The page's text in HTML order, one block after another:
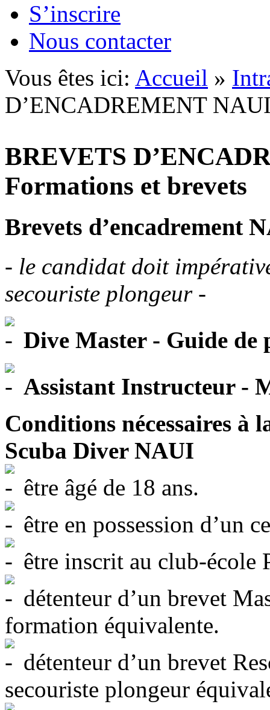
S’inscrire
Nous contacter
Vous êtes ici: Accueil »
D’ENCADREMENT
BREVETS
Formations et brevets
Brevets d’encadrement
- le candidat doit
secouriste plongeur -
Dive Master - Guide de
Assistant Instructeur -
Conditions nécessaires à
Scuba Diver NAUI
être âgé de 18 ans.
être en possession d’un
être inscrit au club-école
détenteur d’un brevet
formation équivalente.
détenteur d’un brevet
secouriste plongeur